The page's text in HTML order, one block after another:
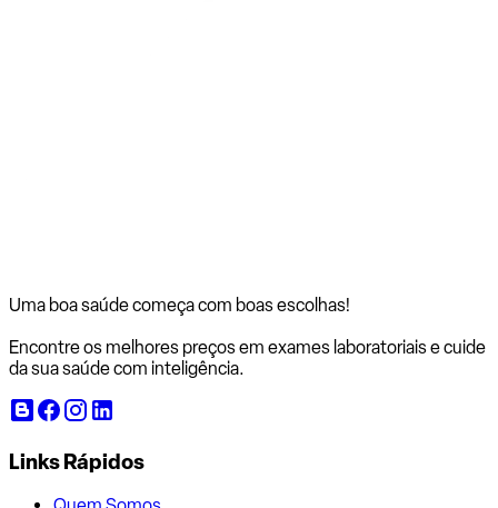
Uma boa saúde começa com boas escolhas!
Encontre os melhores preços em exames laboratoriais e cuide
da sua saúde com inteligência.
Links Rápidos